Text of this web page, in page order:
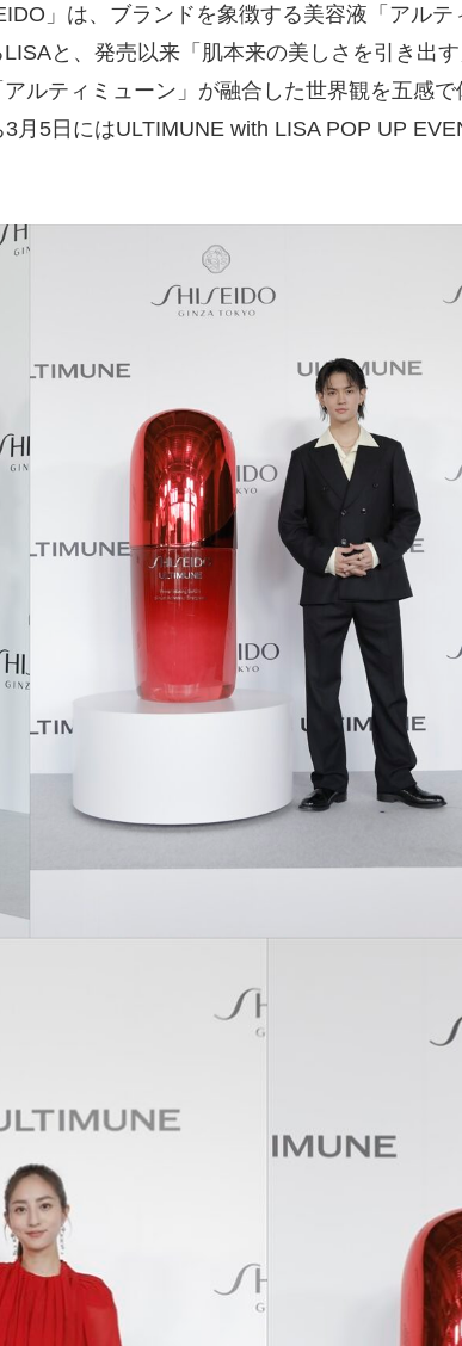
」は、ブランドを象徴する美容液「アル
と、発売以来「肌本来の美しさを引き出
ルティミューン」が融合した世界観を五感
月5日にはULTIMUNE with LISA POP UP